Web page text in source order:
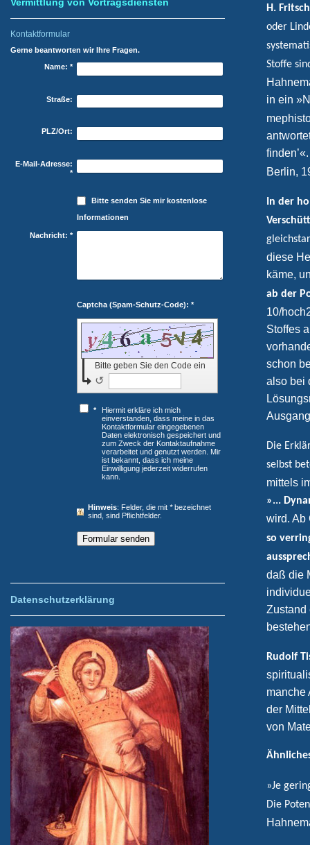
H.
oder
Stoffe
in ein
Berlin,
In der
diese
käme,
ab der
10/
Stoffes
schon
also bei
Die
selbst
mittels
»...
wird. Ab
so
daß die
Zustand
Rudolf
manche
der
von
»Je
Die
Kontaktformular
Gerne beantworten wir Ihre Fragen.
Name: *
Straße:
PLZ/Ort:
E-Mail-Adresse:
*
Bitte senden Sie mir kostenlose
Informationen
Nachricht: *
Captcha (Spam-Schutz-Code): *
Bitte geben Sie den Code ein
↺
*
Hiermit erkläre ich mich
einverstanden, dass meine in das
Kontaktformular eingegebenen
Daten elektronisch gespeichert und
zum Zweck der Kontaktaufnahme
verarbeitet und genutzt werden. Mir
ist bekannt, dass ich meine
Einwilligung jederzeit widerrufen
kann.
Hinweis : Felder, die mit*bezeichnet
sind, sind Pflichtfelder.
Datenschutzerklärung